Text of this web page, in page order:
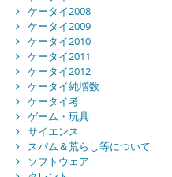
ケータイ2008
ケータイ2009
ケータイ2010
ケータイ2011
ケータイ2012
ケータイ純増数
ケータイ考
ゲーム・玩具
サイエンス
スパム＆荒らし等について
ソフトウェア